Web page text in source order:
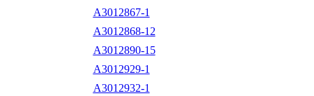
A3012867-1
A3012868-12
A3012890-15
A3012929-1
A3012932-1